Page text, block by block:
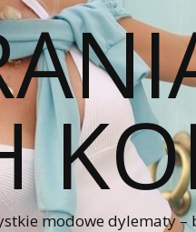
modowe dylematy